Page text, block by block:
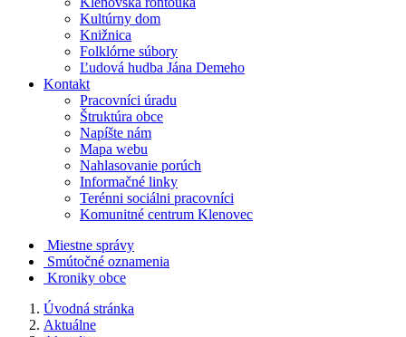
Kultúrny dom
Knižnica
Folklórne súbory
Ľudová hudba Jána Demeho
Kontakt
Pracovníci úradu
Štruktúra obce
Napíšte nám
Mapa webu
Nahlasovanie porúch
Informačné linky
Terénni sociálni pracovníci
Komunitné centrum Klenovec
Miestne správy
Smútočné oznamenia
Kroniky obce
Úvodná stránka
Aktuálne